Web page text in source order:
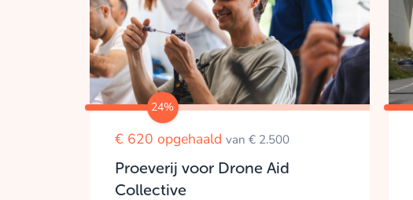
24%
€ 620 opgehaald van € 2.500
Proeverij voor Drone Aid
Collective